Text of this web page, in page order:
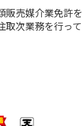
売媒介業免許
取次業務を行っ